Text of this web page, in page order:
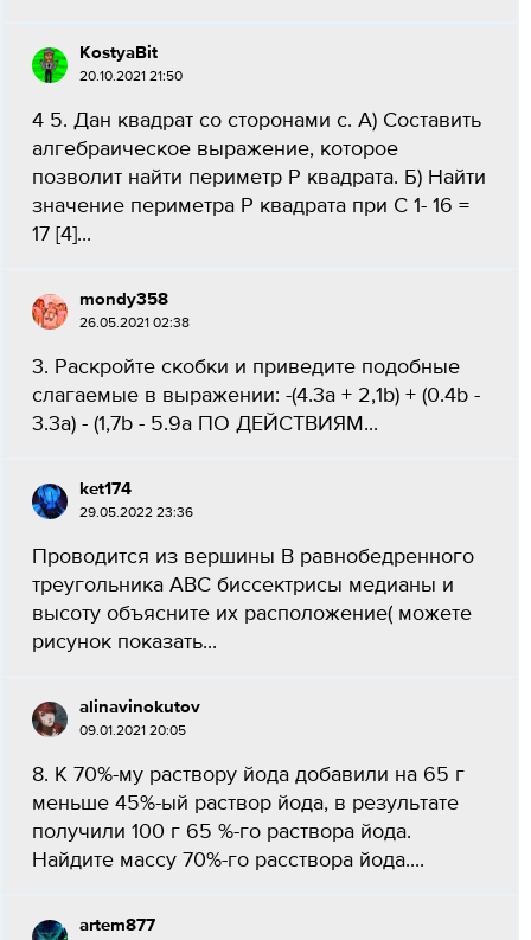
KostyaBit
20.10.2021 21:50
4 5. Дан квадрат со сторонами с. A) Составить
алгебраическое выражение, которое
позволит найти периметр P квадрата. Б) Найти
значение периметра P квадрата при C 1- 16 =
17 [4]...
mondy358
26.05.2021 02:38
3. Раскройте скобки и приведите подобные
слагаемые в выражении: -(4.3a + 2,1b) + (0.4b -
3.3а) - (1,7b - 5.9а ПО ДЕЙСТВИЯМ...
ket174
29.05.2022 23:36
Проводится из вершины В равнобедренного
треугольника ABC биссектрисы медианы и
высоту объясните их расположение( можете
рисунок показать...
alinavinokutov
09.01.2021 20:05
8. К 70%-му раствору йода добавили на 65 г
меньше 45%-ый раствор йода, в результате
получили 100 г 65 %-го раствора йода.
Найдите массу 70%-го расствора йода....
artem877